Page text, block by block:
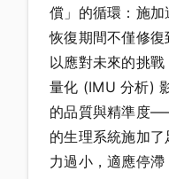
償」的循環：施
恢復期間不僅修
以應對未來的挑
量化 (IMU 分析)
的品質與精準度
的生理系統施加
力過小，適應停滯